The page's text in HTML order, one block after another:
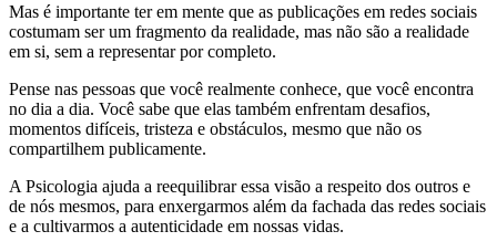
Mas é importante ter em mente que as publicações em redes sociais
costumam ser um fragmento da realidade, mas não são a realidade
em si, sem a representar por completo.
Pense nas pessoas que você realmente conhece, que você encontra
no dia a dia. Você sabe que elas também enfrentam desafios,
momentos difíceis, tristeza e obstáculos, mesmo que não os
compartilhem publicamente.
A Psicologia ajuda a reequilibrar essa visão a respeito dos outros e
de nós mesmos, para enxergarmos além da fachada das redes sociais
e a cultivarmos a autenticidade em nossas vidas.